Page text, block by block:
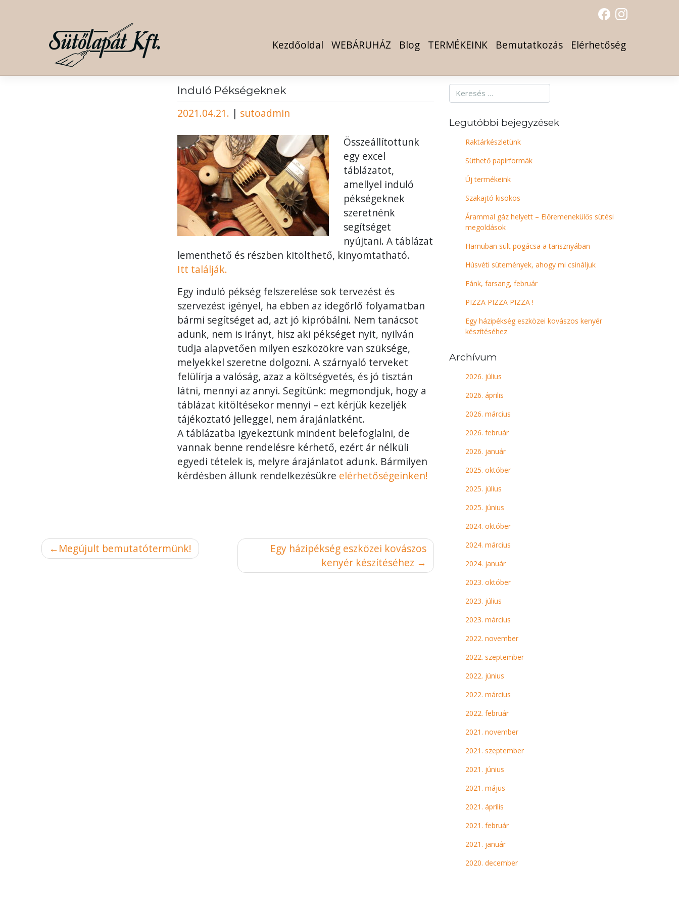
Kezdőoldal WEBÁRUHÁZ Blog TERMÉKEINK Bemutatkozás Elérhetőség
Induló Pékségeknek
2021.04.21. | sutoadmin
Összeállítottunk
egy excel
táblázatot,
amellyel induló
pékségeknek
szeretnénk
segítséget
nyújtani. A táblázat
lementhető és részben kitölthető, kinyomtatható.
Itt találják.
Egy induló pékség felszerelése sok tervezést és
szervezést igényel, ha ebben az idegőrlő folyamatban
bármi segítséget ad, azt jó kipróbálni. Nem tanácsot
adunk, nem is irányt, hisz aki pékséget nyit, nyilván
tudja alapvetően milyen eszközökre van szüksége,
melyekkel szeretne dolgozni. A szárnyaló terveket
felülírja a valóság, azaz a költségvetés, és jó tisztán
látni, mennyi az annyi. Segítünk: megmondjuk, hogy a
táblázat kitöltésekor mennyi – ezt kérjük kezeljék
tájékoztató jelleggel, nem árajánlatként.
A táblázatba igyekeztünk mindent belefoglalni, de
vannak benne rendelésre kérhető, ezért ár nélküli
egyedi tételek is, melyre árajánlatot adunk. Bármilyen
kérdésben állunk rendelkezésükre elérhetőségeinken!
Bejegyzés
Megújult bemutatótermünk!
Egy házipékség eszközei kovászos
kenyér készítéséhez
Legutóbbi bejegyzések
Raktárkészletünk
Süthető papírformák
Új termékeink
Szakajtó kisokos
Árammal gáz helyett – Előremenekülős sütési
megoldások
Hamuban sült pogácsa a tarisznyában
Húsvéti sütemények, ahogy mi csináljuk
Fánk, farsang, február
PIZZA PIZZA PIZZA !
Egy házipékség eszközei kovászos kenyér
készítéséhez
Archívum
2026. július
2026. április
2026. március
2026. február
2026. január
2025. október
2025. július
2025. június
2024. október
2024. március
2024. január
2023. október
2023. július
2023. március
2022. november
2022. szeptember
2022. június
2022. március
2022. február
2021. november
2021. szeptember
2021. június
2021. május
2021. április
2021. február
2021. január
2020. december